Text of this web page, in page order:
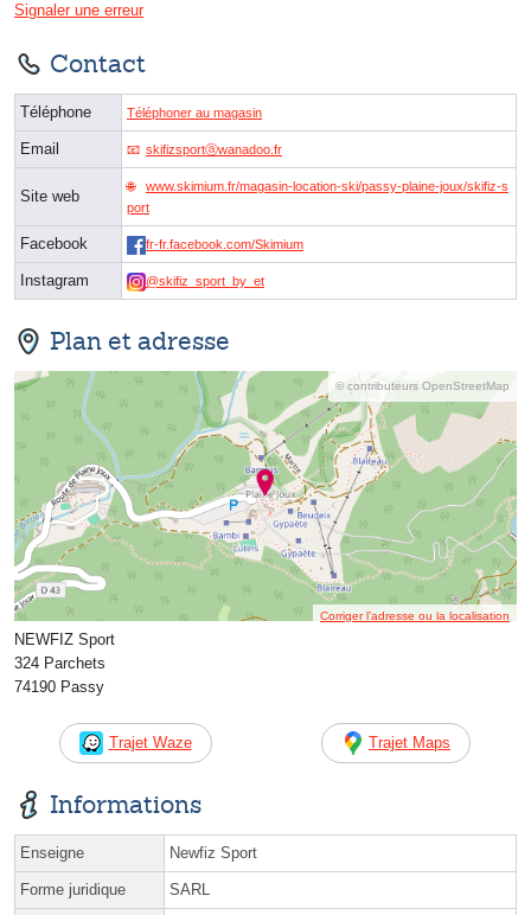
Signaler une erreur
Contact
Téléphone Téléphoner au magasin
Email skifizsportⓐwanadoo.fr
Site web
www.skimium.fr/magasin-location-ski/passy-plaine-joux/skifiz-s
port
Facebook fr-fr.facebook.com/Skimium
Instagram @skifiz_sport_by_et
Plan et adresse
© contributeurs OpenStreetMap
Corriger l’adresse ou la localisation
NEWFIZ Sport
324 Parchets
74190 Passy
Trajet Waze Trajet Maps
Informations
Enseigne Newfiz Sport
Forme juridique SARL